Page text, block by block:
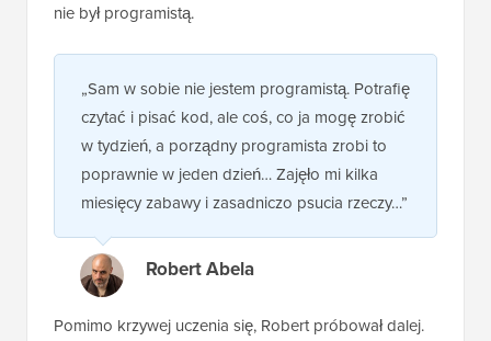
nie był programistą.
„Sam w sobie nie jestem programistą. Potrafię
czytać i pisać kod, ale coś, co ja mogę zrobić
w tydzień, a porządny programista zrobi to
poprawnie w jeden dzień… Zajęło mi kilka
miesięcy zabawy i zasadniczo psucia rzeczy…”
Robert Abela
Pomimo krzywej uczenia się, Robert próbował dalej.